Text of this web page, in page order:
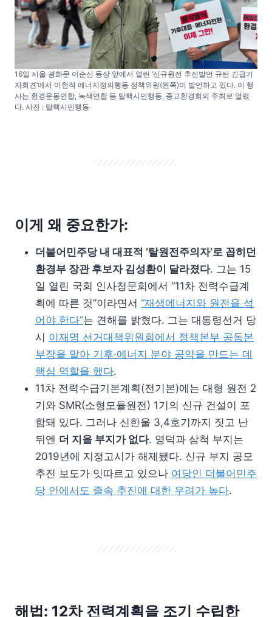
16일 서울 광화문 이순신 동상 앞에서 열린 ‘신규원전 추진발언 규탄 긴급기
자회견’에서 이헌석 에너지정의행동 정책위원(왼쪽)이 발언하고 있다. 이 행
사는 환경운동연합, 녹색연합 등 탈핵시민행동, 종교환경회의 주최로 열렸
다. 사진 : 탈핵시민행동
이게 왜 중요한가:
더불어민주당 내 대표적 ‘탈원전주의자’로 꼽히던
환경부 장관 후보자 김성환이 달라졌다. 그는 15
일 열린 국회 인사청문회에서 “11차 전력수급계
획에 따른 것”이라면서 “재생에너지와 원전을 섞
어야 한다”는 견해를 밝혔다. 그는 대통령선거 당
시 이재명 선거대책위원회에서 정책본부 공동본
부장을 맡아 기후·에너지 분야 공약을 만드는 데
핵심 역할을 했다.
11차 전력수급기본계획(전기본)에는 대형 원전 2
기와 SMR(소형모듈원전) 1기의 신규 건설이 포
함돼 있다. 그러나 신한울 3,4호기까지 짓고 난
뒤엔 더 지을 부지가 없다. 영덕과 삼척 부지는
2019년에 지정고시가 해제됐다. 신규 부지 공모
추진 보도가 잇따르고 있으나 여당인 더불어민주
당 안에서도 졸속 추진에 대한 우려가 높다.
해법: 12차 전력계획을 조기 수립한